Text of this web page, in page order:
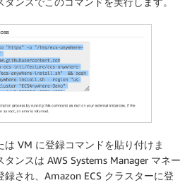
VM に登録コマンドを貼り付けま
ンスは AWS Systems Manager マネー
され、Amazon ECS クラスターに登